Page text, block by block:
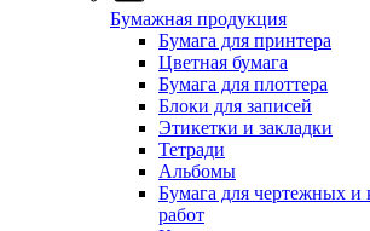
Бумажная продукция
Бумага для принтера
Цветная бумага
Бумага для плоттера
Блоки для записей
Этикетки и закладки
Тетради
Альбомы
Бумага для чертежных и
работ